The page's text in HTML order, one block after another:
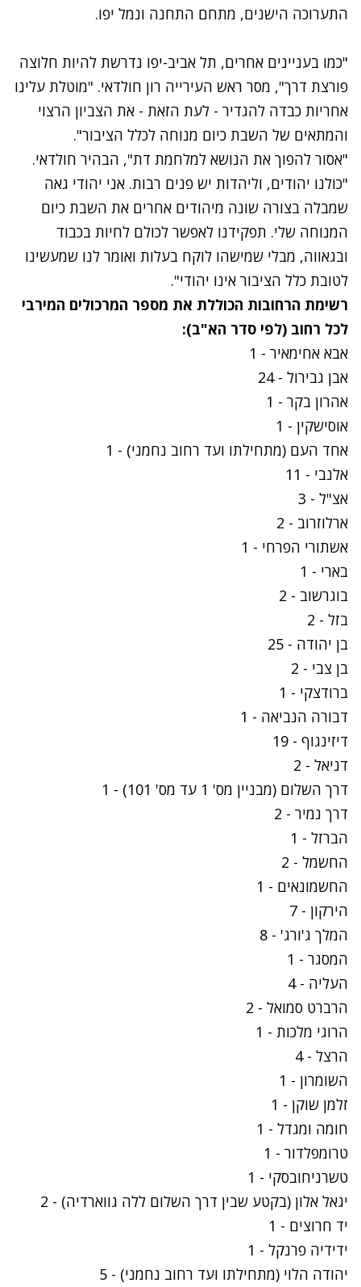
התערוכה הישנים, מתחם התחנה ונמל יפו.
"כמו בעניינים אחרים, תל אביב-יפו נדרשת להיות חלוצה
פורצת דרך", מסר ראש העירייה רון חולדאי. "מוטלת עלינו
אחריות כבדה להגדיר - לעת הזאת - את הצביון הרצוי
והמתאים של השבת כיום מנוחה לכלל הציבור".
"אסור להפוך את הנושא למלחמת דת", הבהיר חולדאי.
"כולנו יהודים, וליהדות יש פנים רבות. אני יהודי גאה
שמבלה בצורה שונה מיהודים אחרים את השבת כיום
המנוחה שלי. תפקידנו לאפשר לכולם לחיות בכבוד
ובגאווה, מבלי שמישהו לוקח בעלות ואומר לנו שמעשינו
לטובת כלל הציבור אינו יהודי".
רשימת הרחובות הכוללת את מספר המרכולים המירבי
לכל רחוב (לפי סדר הא"ב):
אבא אחימאיר - 1
אבן גבירול - 24
אהרון בקר - 1
אוסישקין - 1
אחד העם (מתחילתו ועד רחוב נחמני) - 1
אלנבי - 11
אצ"ל - 3
ארלוזרוב - 2
אשתורי הפרחי - 1
בארי - 1
בוגרשוב - 2
בזל - 2
בן יהודה - 25
בן צבי - 2
ברודצקי - 1
דבורה הנביאה - 1
דיזינגוף - 19
דניאל - 2
דרך השלום (מבניין מס' 1 עד מס' 101) - 1
דרך נמיר - 2
הברזל - 1
החשמל - 2
החשמונאים - 1
הירקון - 7
המלך ג'ורג' - 8
המסגר - 1
העליה - 4
הרברט סמואל - 2
הרוגי מלכות - 1
הרצל - 4
השומרון - 1
זלמן שוקן - 1
חומה ומגדל - 1
טרומפלדור - 1
טשרניחובסקי - 1
יגאל אלון (בקטע שבין דרך השלום ללה גווארדיה) - 2
יד חרוצים - 1
ידידיה פרנקל - 1
יהודה הלוי (מתחילתו ועד רחוב נחמני) - 5